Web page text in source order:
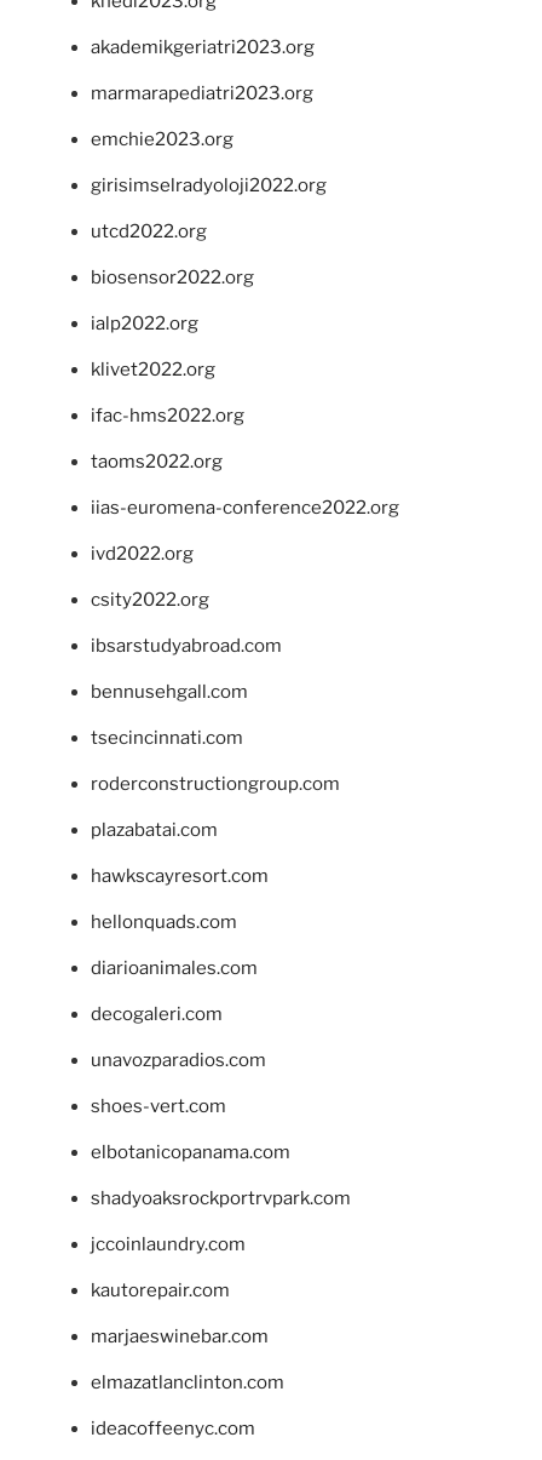
akademikgeriatri2023.org
marmarapediatri2023.org
emchie2023.org
girisimselradyoloji2022.org
utcd2022.org
biosensor2022.org
ialp2022.org
klivet2022.org
ifac-hms2022.org
taoms2022.org
iias-euromena-conference2022.org
ivd2022.org
csity2022.org
ibsarstudyabroad.com
bennusehgall.com
tsecincinnati.com
roderconstructiongroup.com
plazabatai.com
hawkscayresort.com
hellonquads.com
diarioanimales.com
decogaleri.com
unavozparadios.com
shoes-vert.com
elbotanicopanama.com
shadyoaksrockportrvpark.com
jccoinlaundry.com
kautorepair.com
marjaeswinebar.com
elmazatlanclinton.com
ideacoffeenyc.com